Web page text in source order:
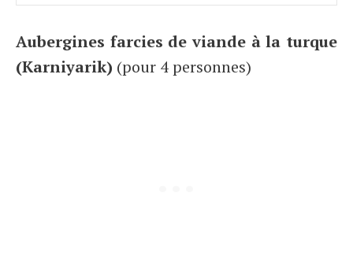
Aubergines farcies de viande à la turque
(Karniyarik) (pour 4 personnes)